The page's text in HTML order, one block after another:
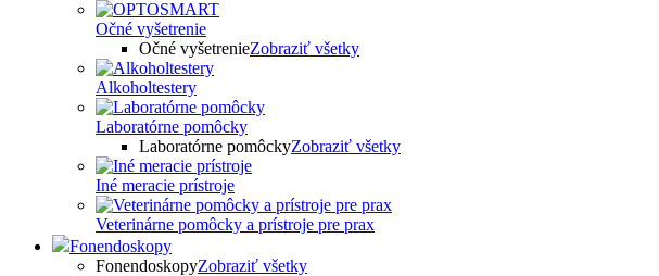
Očné vyšetrenie
Očné vyšetrenieZobraziť všetky
Alkoholtestery
Laboratórne pomôcky
Laboratórne pomôckyZobraziť všetky
Iné meracie prístroje
Veterinárne pomôcky a prístroje pre prax
Fonendoskopy
FonendoskopyZobraziť všetky